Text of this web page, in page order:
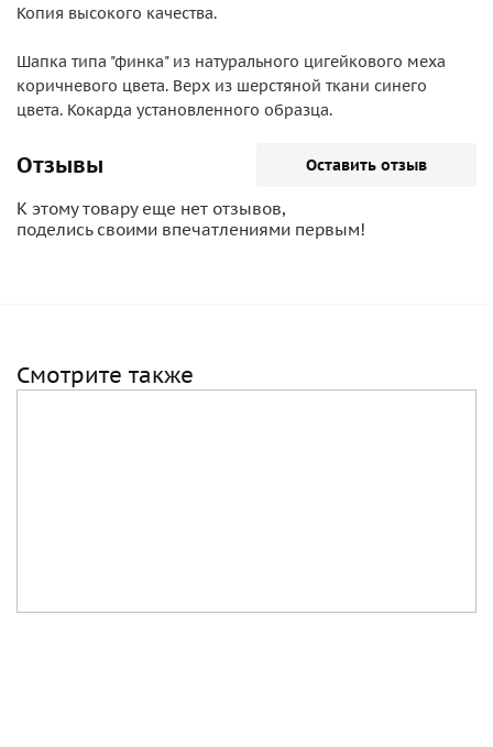
Копия высокого качества.
Шапка типа "финка" из натурального цигейкового меха
коричневого цвета. Верх из шерстяной ткани синего
цвета. Кокарда установленного образца.
Отзывы Оставить отзыв
К этому товару еще нет отзывов,
поделись своими впечатлениями первым!
Смотрите также